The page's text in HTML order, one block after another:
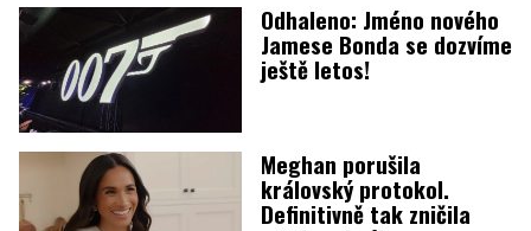
Odhaleno: Jméno nového
Jamese Bonda se dozvíme
ještě letos!
Meghan porušila
královský protokol.
Definitivně tak zničila